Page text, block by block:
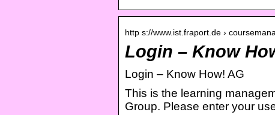
http s://www.ist.fraport.de ›
Login – Know
Login – Know How! AG
This is the learning
Group. Please enter your